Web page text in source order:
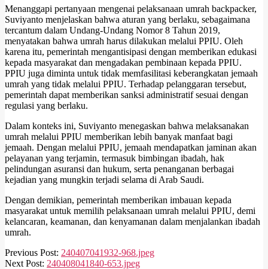
Menanggapi pertanyaan mengenai pelaksanaan umrah backpacker,
Suviyanto menjelaskan bahwa aturan yang berlaku, sebagaimana
tercantum dalam Undang-Undang Nomor 8 Tahun 2019,
menyatakan bahwa umrah harus dilakukan melalui PPIU. Oleh
karena itu, pemerintah mengantisipasi dengan memberikan edukasi
kepada masyarakat dan mengadakan pembinaan kepada PPIU.
PPIU juga diminta untuk tidak memfasilitasi keberangkatan jemaah
umrah yang tidak melalui PPIU. Terhadap pelanggaran tersebut,
pemerintah dapat memberikan sanksi administratif sesuai dengan
regulasi yang berlaku.
Dalam konteks ini, Suviyanto menegaskan bahwa melaksanakan
umrah melalui PPIU memberikan lebih banyak manfaat bagi
jemaah. Dengan melalui PPIU, jemaah mendapatkan jaminan akan
pelayanan yang terjamin, termasuk bimbingan ibadah, hak
pelindungan asuransi dan hukum, serta penanganan berbagai
kejadian yang mungkin terjadi selama di Arab Saudi.
Dengan demikian, pemerintah memberikan imbauan kepada
masyarakat untuk memilih pelaksanaan umrah melalui PPIU, demi
kelancaran, keamanan, dan kenyamanan dalam menjalankan ibadah
umrah.
2024-
04-
Previous Post: 240407041932-968.jpeg
Next Post: 240408041840-653.jpeg